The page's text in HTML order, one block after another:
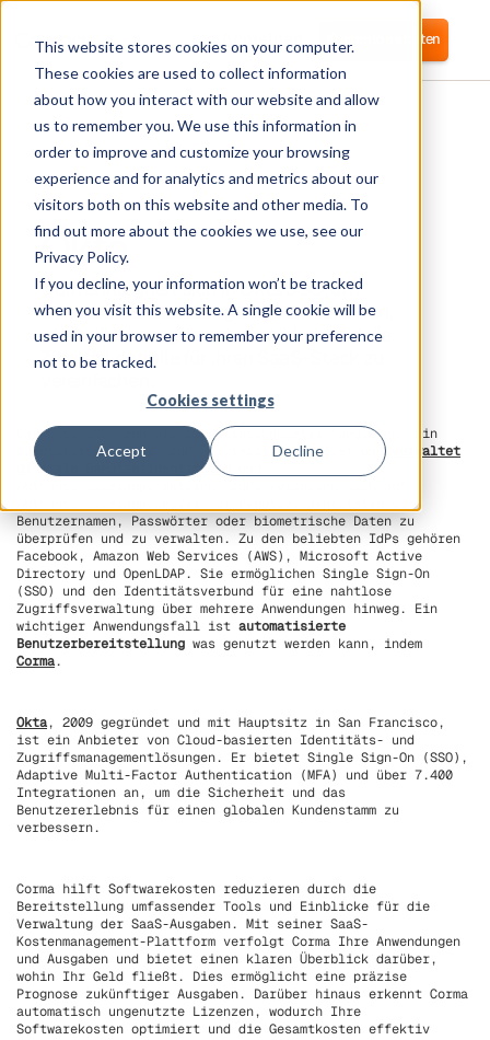
This website stores cookies on your computer.
These cookies are used to collect information
about how you interact with our website and allow
us to remember you. We use this information in
order to improve and customize your browsing
experience and for analytics and metrics about our
visitors both on this website and other media. To
find out more about the cookies we use, see our
Privacy Policy.
If you decline, your information won’t be tracked
when you visit this website. A single cookie will be
used in your browser to remember your preference
not to be tracked.
Cookies settings
Accept Decline
Anmelden Kostenlos starten
Okta
Corma integriert sich in Okta SSO, um
Benutzerbereitstellung zu automatisieren,
Identitätsmanagement zu stärken und die
Zugriffskontrolle für Ihren SaaS-Stack zu
Das Okta SSO kann als Identitätsanbieter fungieren. Ein
Identitätsanbieter (IdP) erstellt, verwaltet und
verwaltet
digitale Benutzeridentitäten
Benutzernamen, Passwörter oder biometrische Daten zu
überprüfen und zu verwalten. Zu den beliebten IdPs gehören
Facebook, Amazon Web Services (AWS), Microsoft Active
Directory und OpenLDAP. Sie ermöglichen Single Sign-On
(SSO) und den Identitätsverbund für eine nahtlose
Zugriffsverwaltung über mehrere Anwendungen hinweg. Ein
wichtiger Anwendungsfall ist automatisierte
Benutzerbereitstellung was genutzt werden kann, indem
Corma.
Okta, 2009 gegründet und mit Hauptsitz in San Francisco,
ist ein Anbieter von Cloud-basierten Identitäts- und
Zugriffsmanagementlösungen. Er bietet Single Sign-On (SSO),
Adaptive Multi-Factor Authentication (MFA) und über 7.400
Integrationen an, um die Sicherheit und das
Benutzererlebnis für einen globalen Kundenstamm zu
verbessern.
Corma hilft Softwarekosten reduzieren durch die
Bereitstellung umfassender Tools und Einblicke für die
Verwaltung der SaaS-Ausgaben. Mit seiner SaaS-
Kostenmanagement-Plattform verfolgt Corma Ihre Anwendungen
und Ausgaben und bietet einen klaren Überblick darüber,
wohin Ihr Geld fließt. Dies ermöglicht eine präzise
Prognose zukünftiger Ausgaben. Darüber hinaus erkennt Corma
automatisch ungenutzte Lizenzen, wodurch Ihre
Softwarekosten optimiert und die Gesamtkosten effektiv